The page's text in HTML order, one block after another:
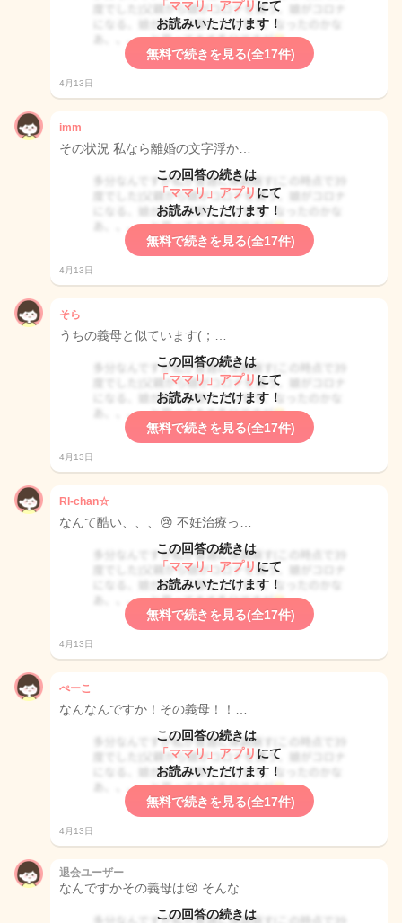
「ママリ」アプリ にて
お読みいただけます！
無料で続きを見る(全17件)
4月13日
imm
その状況 私なら離婚の文字浮か…
この回答の続きは
「ママリ」アプリ にて
お読みいただけます！
無料で続きを見る(全17件)
4月13日
そら
うちの義母と似ています(；…
この回答の続きは
「ママリ」アプリ にて
お読みいただけます！
無料で続きを見る(全17件)
4月13日
RI-chan☆
なんて酷い、、、😢 不妊治療っ…
この回答の続きは
「ママリ」アプリ にて
お読みいただけます！
無料で続きを見る(全17件)
4月13日
ぺーこ
なんなんですか！その義母！！…
この回答の続きは
「ママリ」アプリ にて
お読みいただけます！
無料で続きを見る(全17件)
4月13日
退会ユーザー
なんですかその義母は😢 そんな…
この回答の続きは